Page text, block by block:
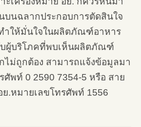
บนฉลากประกอบการตัดสินใจ
ำให้มั่นใจในผลิตภัณฑ์อาหาร
ผู้บริโภคที่พบเห็นผลิตภัณฑ์
ไม่ถูกต้อง สามารถแจ้งข้อมูลมา
ศัพท์ 0 2590 7354-5 หรือ สาย
.หมายเลขโทรศัพท์ 1556